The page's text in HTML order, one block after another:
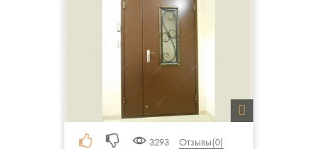
3293 Отзывы(0)